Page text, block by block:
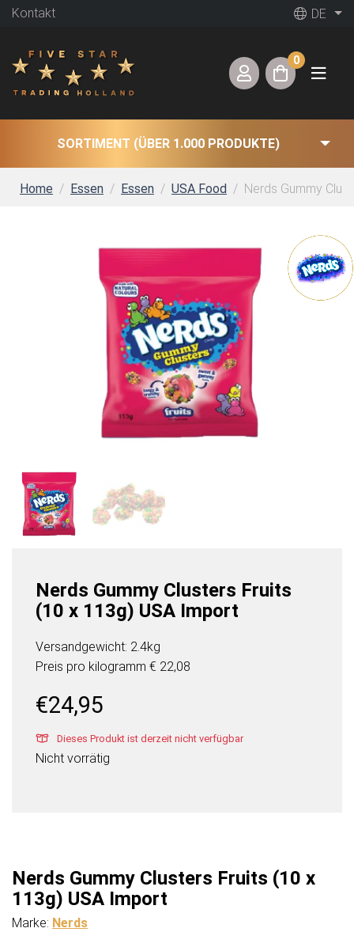
Kontakt DE
0
SORTIMENT (ÜBER 1.000 PRODUKTE)
Home Essen Essen USA Food Nerds Gummy
Nerds Gummy Clusters Fruits
(10 x 113g) USA Import
Versandgewicht: 2.4kg
Preis pro kilogramm € 22,08
€24,95
Dieses Produkt ist derzeit nicht verfügbar
Nicht vorrätig
Nerds Gummy Clusters Fruits (10 x
113g) USA Import
Marke: Nerds